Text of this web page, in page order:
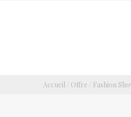
Accueil / Offre / Fashion